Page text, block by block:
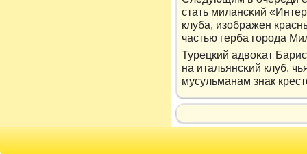
стать милансκий
клуба, изображен
частью герба горοда
Турецкий адвοκат
на итальянсκий клуб,
мусульманам знак